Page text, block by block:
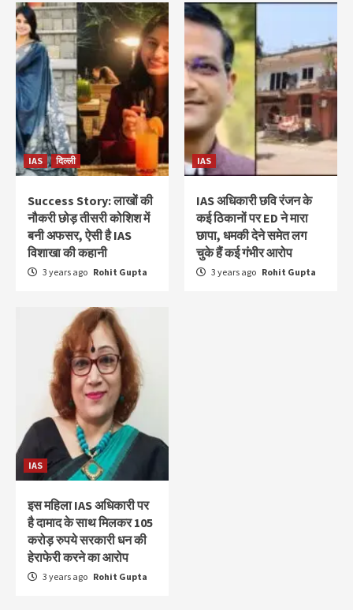
IAS दिल्ली
Success Story: लाखों की
नौकरी छोड़ तीसरी कोशिश में
बनी अफसर, ऐसी है IAS
विशाखा की कहानी
3 years ago Rohit Gupta
IAS
IAS अधिकारी छवि रंजन के
कई ठिकानों पर ED ने मारा
छापा, धमकी देने समेत लग
चुके हैं कई गंभीर आरोप
3 years ago Rohit Gupta
IAS
इस महिला IAS अधिकारी पर
है दामाद के साथ मिलकर 105
करोड़ रुपये सरकारी धन की
हेराफेरी करने का आरोप
3 years ago Rohit Gupta